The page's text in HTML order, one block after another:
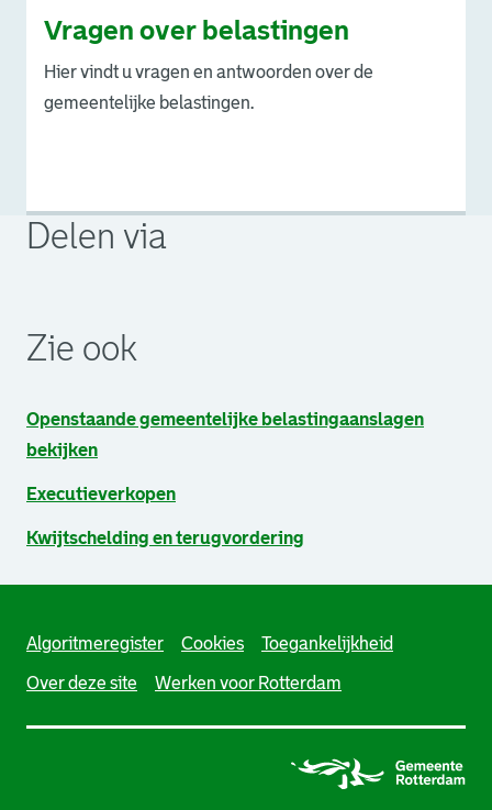
Vragen over belastingen
Hier vindt u vragen en antwoorden over de
gemeentelijke belastingen.
Delen via
Zie ook
Openstaande gemeentelijke belastingaanslagen
bekijken
Executieverkopen
Kwijtschelding en terugvordering
Algoritmeregister Cookies Toegankelijkheid
Over deze site Werken voor Rotterdam